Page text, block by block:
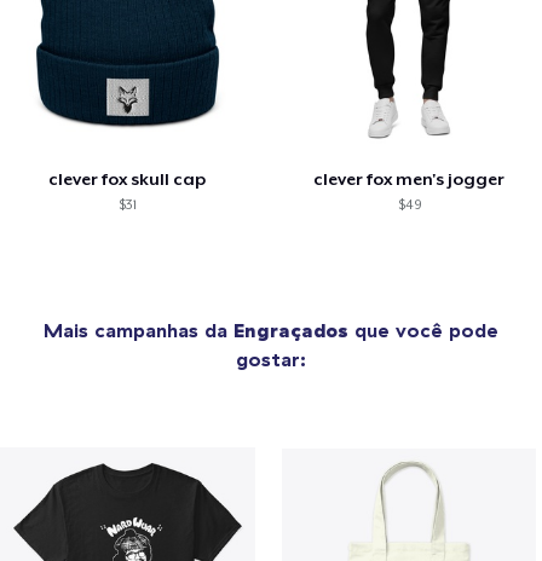
clever fox skull cap
$31
clever fox men's jogger
$49
Mais campanhas da Engraçados que você pode
gostar: